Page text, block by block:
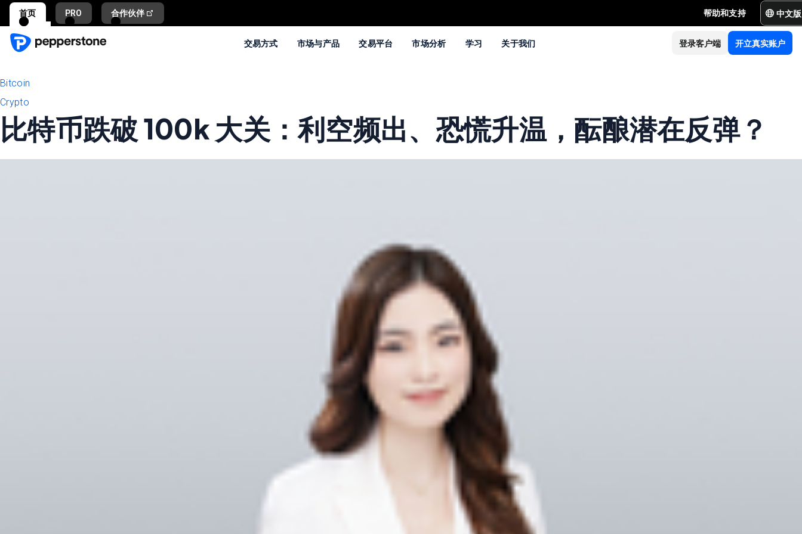
首页 PRO 合作伙伴 帮助和支持 中文版
交易方式 市场与产品 交易平台 市场分析 学习 关于我们 开立真实账户
登录客户端
Bitcoin
Crypto
比特币跌破 100k 大关：利空频出、恐慌升温，酝酿潜在反弹？